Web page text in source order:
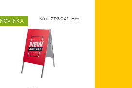
NOVINKA Kód: ZPSOA1-HW